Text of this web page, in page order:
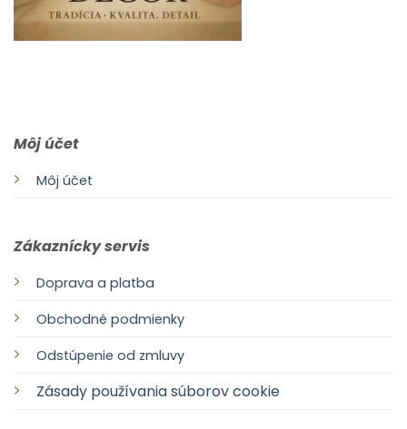
Môj účet
Môj účet
Zákaznícky servis
Doprava a platba
Obchodné podmienky
Odstúpenie od zmluvy
Zásady používania súborov cookie